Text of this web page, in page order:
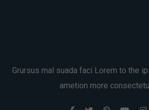
Grursus mal suada faci Lorem to the
ametion more